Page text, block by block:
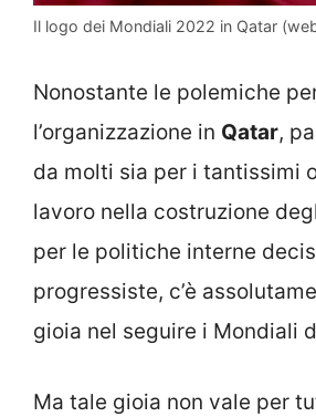
Il logo dei Mondiali 2022 in Qatar
Nonostante le polemiche
l’organizzazione in Qatar,
da molti sia per i tantissimi
lavoro nella costruzione
per le politiche interne
progressiste, c’è
gioia nel seguire i Mondiali
Ma tale gioia non vale per